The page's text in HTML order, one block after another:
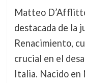
Matteo
destacada de la
Renacimiento,
crucial en el
Italia. Nacido